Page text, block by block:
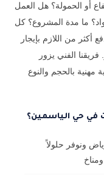
أو الحمولة؟ هل العمل
ما مدة المشروع؟ كل
أكثر من اللازم بإيجار
الفني يزور
مهنية بالحجم والنوع
في حي الياسمين؟
ونوفر حلولاً